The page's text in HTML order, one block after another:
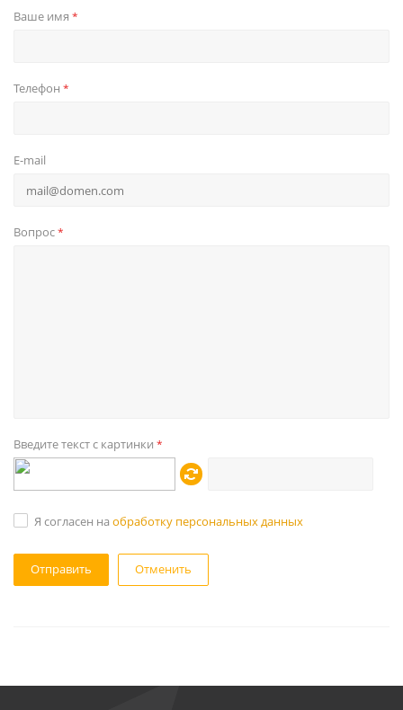
Ваше имя *
Телефон *
E-mail
Вопрос*
Введите текст с картинки *
Я согласен на обработку персональных данных
Отменить